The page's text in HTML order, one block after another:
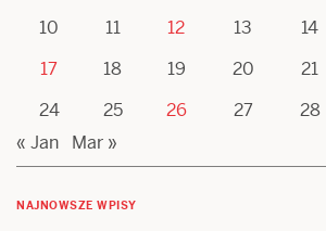
10
11 12 13 14
17
18 19 20 21
24
25 26 27
28
« Jan
Mar »
NAJNOWSZE WPISY